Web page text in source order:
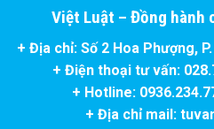
Việt Luật – Đồng hành
+ Địa chỉ: Số 2 Hoa Phượng,
+ Điện thoại tư vấn:
+ Hotline:
+ Địa chỉ mail: